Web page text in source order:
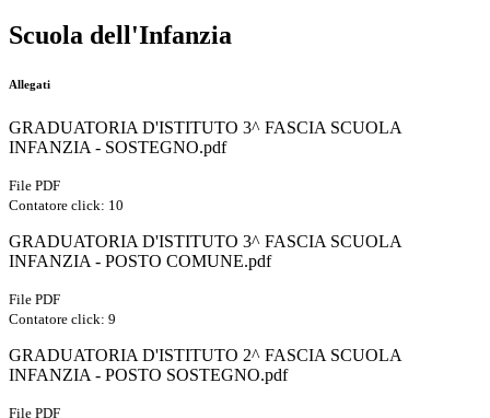
Scuola dell'Infanzia
Allegati
GRADUATORIA D'ISTITUTO 3^ FASCIA SCUOLA
INFANZIA - SOSTEGNO.pdf
File PDF
Contatore click: 10
GRADUATORIA D'ISTITUTO 3^ FASCIA SCUOLA
INFANZIA - POSTO COMUNE.pdf
File PDF
Contatore click: 9
GRADUATORIA D'ISTITUTO 2^ FASCIA SCUOLA
INFANZIA - POSTO SOSTEGNO.pdf
File PDF